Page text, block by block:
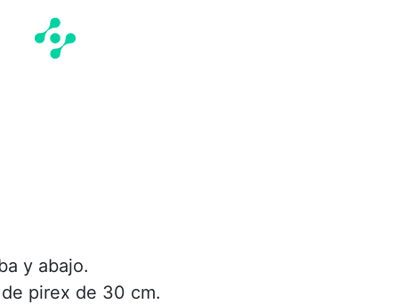
y abajo.
pirex de 30 cm.